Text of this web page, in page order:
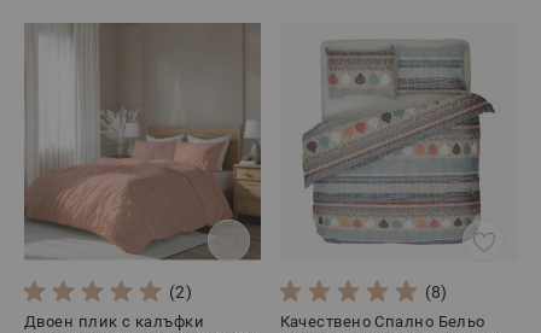
(2)
Двоен плик с калъфки
(8)
Качествено Спално Бельо